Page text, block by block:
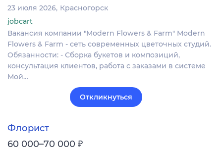
23 июля 2026 Красногорск
jobcart
Вакансия компании "Modern Flowers & Farm" Modern
Flowers & Farm - сеть современных цветочных студий.
Обязанности: - Сборка букетов и композиций,
консультация клиентов, работа с заказами в системе
Мой…
Откликнуться
Флорист
60 000–70 000 ₽